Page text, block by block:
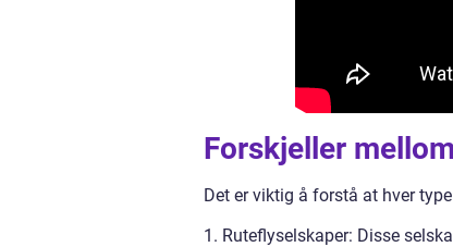
Forskjeller
Det er viktig å forstå at hver
1. Ruteflyselskaper: Disse